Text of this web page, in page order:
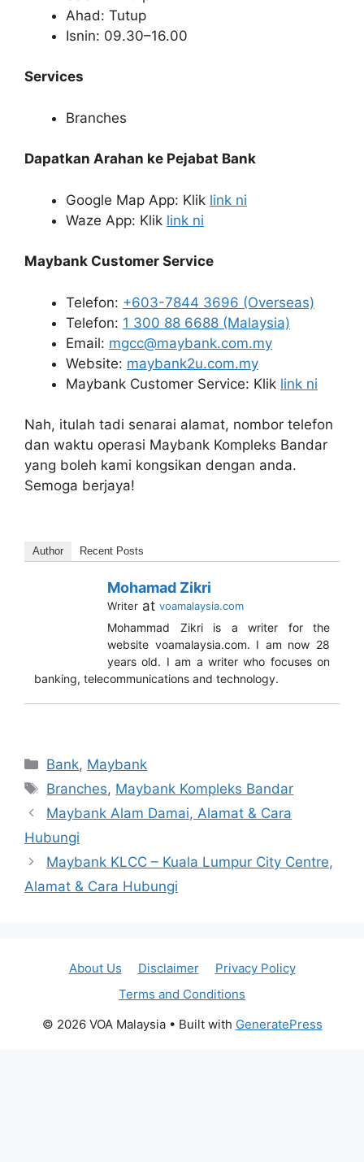
Ahad: Tutup
Isnin: 09.30–16.00
Services
Branches
Dapatkan Arahan ke Pejabat Bank
Google Map App: Klik link ni
Waze App: Klik link ni
Maybank Customer Service
Telefon: +603-7844 3696 (Overseas)
Telefon: 1 300 88 6688 (Malaysia)
Email: mgcc@maybank.com.my
Website: maybank2u.com.my
Maybank Customer Service: Klik link ni
Nah, itulah tadi senarai alamat, nombor telefon
dan waktu operasi Maybank Kompleks Bandar
yang boleh kami kongsikan dengan anda.
Semoga berjaya!
Author Recent Posts
Mohamad Zikri
Writer at voamalaysia.com
Mohammad Zikri is a writer for the
website voamalaysia.com. I am now 28
years old. I am a writer who focuses on
banking, telecommunications and technology.
Categories
Bank, Maybank
Tags
Branches, Maybank Kompleks Bandar
Maybank Alam Damai, Alamat & Cara
Hubungi
Maybank KLCC – Kuala Lumpur City Centre,
Alamat & Cara Hubungi
About Us Disclaimer
Privacy Policy
Terms and Conditions
© 2026 VOA Malaysia• Built with GeneratePress